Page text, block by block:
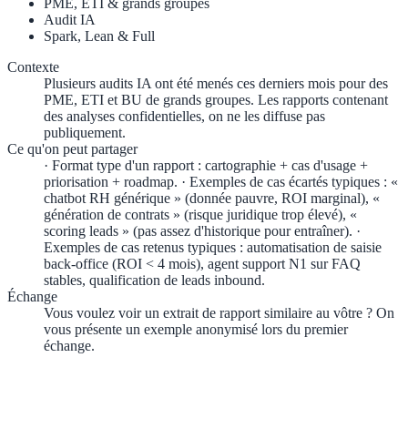
PME, ETI & grands groupes
Audit IA
Spark, Lean & Full
Contexte
Plusieurs audits IA ont été menés ces derniers mois pour des
PME, ETI et BU de grands groupes. Les rapports contenant
des analyses confidentielles, on ne les diffuse pas
publiquement.
Ce qu'on peut partager
· Format type d'un rapport : cartographie + cas d'usage +
priorisation + roadmap. · Exemples de cas écartés typiques : «
chatbot RH générique » (donnée pauvre, ROI marginal), «
génération de contrats » (risque juridique trop élevé), «
scoring leads » (pas assez d'historique pour entraîner). ·
Exemples de cas retenus typiques : automatisation de saisie
back-office (ROI < 4 mois), agent support N1 sur FAQ
stables, qualification de leads inbound.
Échange
Vous voulez voir un extrait de rapport similaire au vôtre ? On
vous présente un exemple anonymisé lors du premier
échange.